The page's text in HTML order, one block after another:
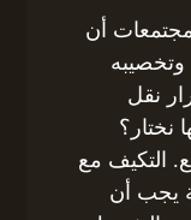
أن
وتخصيبه
نقل
نختار؟
التكيف مع
يجب أن